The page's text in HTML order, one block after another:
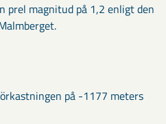
prel magnitud på 1,2 enligt den
på -1177 meters